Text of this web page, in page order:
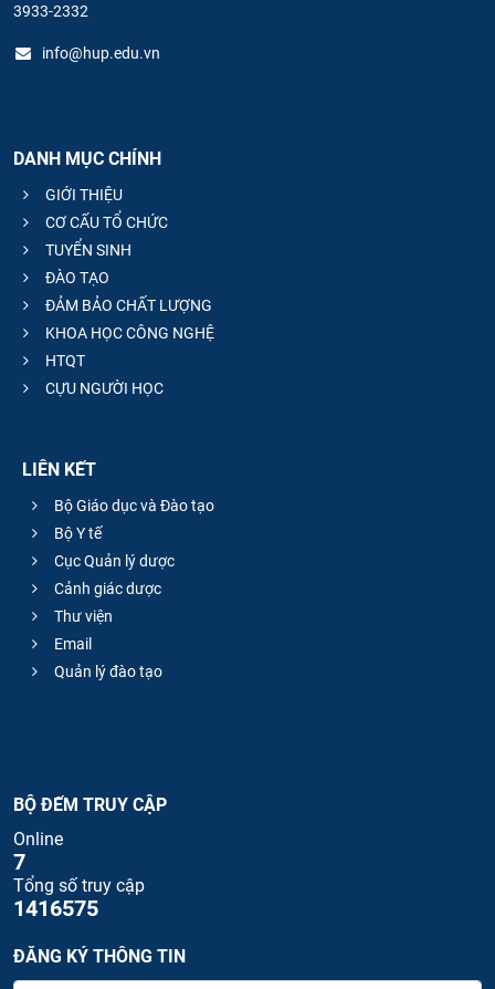
3933-2332
info@hup.edu.vn
DANH MỤC CHÍNH
GIỚI THIỆU
CƠ CẤU TỔ CHỨC
TUYỂN SINH
ĐÀO TẠO
ĐẢM BẢO CHẤT LƯỢNG
KHOA HỌC CÔNG NGHỆ
HTQT
CỰU NGƯỜI HỌC
LIÊN KẾT
Bộ Giáo dục và Đào tạo
Bộ Y tế
Cục Quản lý dược
Cảnh giác dược
Thư viện
Email
Quản lý đào tạo
BỘ ĐẾM TRUY CẬP
Online
7
Tổng số truy cập
1416575
ĐĂNG KÝ THÔNG TIN